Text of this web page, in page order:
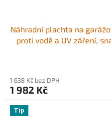
Náhradní plachta na
proti vodě a UV záření,
1 638 Kč bez DPH
1 982 Kč
Tip